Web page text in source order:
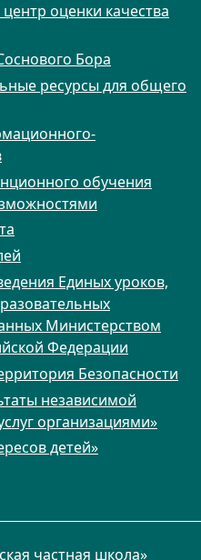
оценки качества
Бора
ресурсы для общего
обучения
Единых уроков,
Министерством
Федерации
Безопасности
независимой
организациями»
детей»
частная школа»